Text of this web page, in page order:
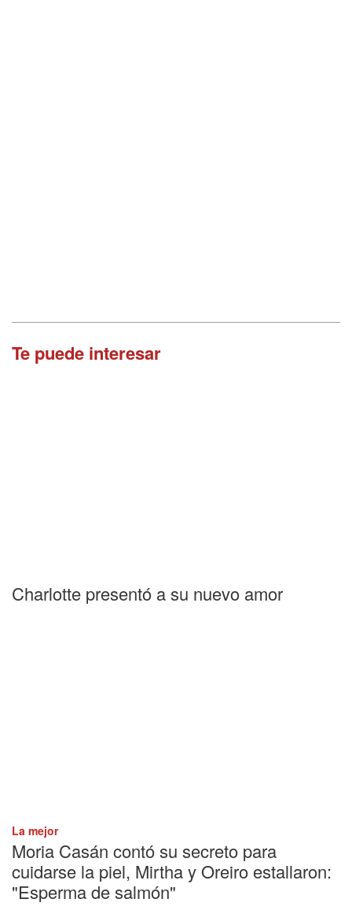
Te puede interesar
Charlotte presentó a su nuevo amor
La mejor
Moria Casán contó su secreto para
cuidarse la piel, Mirtha y Oreiro estallaron:
"Esperma de salmón"